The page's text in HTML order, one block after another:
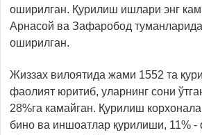
оширилган. Қурилиш ишлари энг
Арнасой ва Зафаробод
оширилган.
Жиззах вилоятида жами 1552 та
фаолият юритиб, уларнинг сони
28%га камайган. Қурилиш
бино ва иншоатлар қурилиши, 11% -